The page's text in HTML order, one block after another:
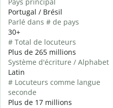
Portugal / Brésil
Parlé dans # de pays
30+
# Total de locuteurs
Plus de 265 millions
Système d'écriture / Alphabet
Latin
# Locuteurs comme langue
seconde
Plus de 17 millions